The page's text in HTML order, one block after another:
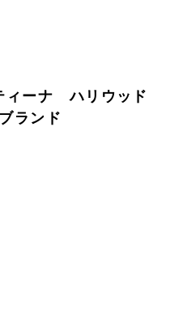
ィーナ ハリウッド
ランド